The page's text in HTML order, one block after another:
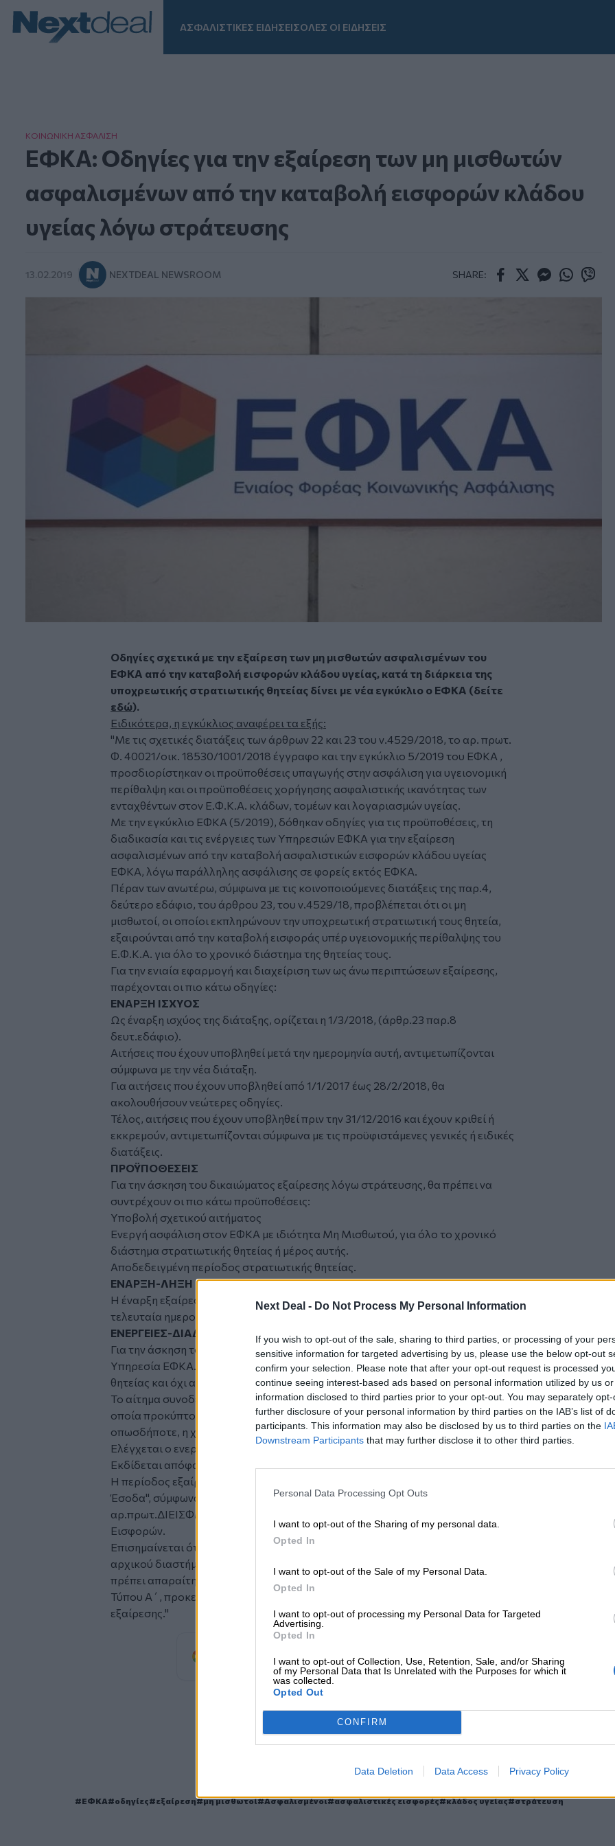
Next Deal - Do Not Process My Personal Information
If you wish to opt-out of the sale, sharing to third parties, or processing of your
sensitive information for targeted advertising by us, please use the below opt-out
confirm your selection. Please note that after your opt-out request is processed
continue seeing interest-based ads based on personal information utilized by us
information disclosed to third parties prior to your opt-out. You may separately
further disclosure of your personal information by third parties on the IAB’s list of
participants. This information may also be disclosed by us to third parties on the
Downstream Participants that may further disclose it to other third parties.
Personal Data Processing Opt Outs
I want to opt-out of the Sharing of my personal data.
Opted In
I want to opt-out of the Sale of my Personal Data.
Opted In
I want to opt-out of processing my Personal Data for Targeted
Advertising.
Opted In
I want to opt-out of Collection, Use, Retention, Sale, and/or Sharing
of my Personal Data that Is Unrelated with the Purposes for which it
was collected.
Opted Out
CONFIRM
Data Deletion Data Access Privacy Policy
ΑΣΦΑΛΙΣΤΙΚΕΣ ΕΙΔΗΣΕΙΣΟΛΕΣ ΟΙ ΕΙΔΗΣΕΙΣ
ΚΟΙΝΩΝΙΚΗ ΑΣΦAΛΙΣΗ
ΕΦΚΑ: Οδηγίες για την εξαίρεση των μη μισθωτών
ασφαλισμένων από την καταβολή εισφορών κλάδου
υγείας λόγω στράτευσης
13.02.2019 NEXTDEAL NEWSROOM SHARE:
Οδηγίες σχετικά με την εξαίρεση των μη μισθωτών ασφαλισμένων του
ΕΦΚΑ από την καταβολή εισφορών κλάδου υγείας, κατά τη διάρκεια της
υποχρεωτικής στρατιωτικής θητείας δίνει με νέα εγκύκλιο ο ΕΦΚΑ (δείτε
εδώ).
Ειδικότερα, η εγκύκλιος αναφέρει τα εξής:
"Με τις σχετικές διατάξεις των άρθρων 22 και 23 του ν.4529/2018, το αρ. πρωτ.
Φ. 40021/οικ. 18530/1001/2018 έγγραφο και την εγκύκλιο 5/2019 του ΕΦΚΑ ,
προσδιορίστηκαν οι προϋποθέσεις υπαγωγής στην ασφάλιση για υγειονομική
περίθαλψη και οι προϋποθέσεις χορήγησης ασφαλιστικής ικανότητας των
ενταχθέντων στον Ε.Φ.Κ.Α. κλάδων, τομέων και λογαριασμών υγείας.
Με την εγκύκλιο ΕΦΚΑ (5/2019), δόθηκαν οδηγίες για τις προϋποθέσεις, τη
διαδικασία και τις ενέργειες των Υπηρεσιών ΕΦΚΑ για την εξαίρεση
ασφαλισμένων από την καταβολή ασφαλιστικών εισφορών κλάδου υγείας
ΕΦΚΑ, λόγω παράλληλης ασφάλισης σε φορείς εκτός ΕΦΚΑ.
Πέραν των ανωτέρω, σύμφωνα με τις κοινοποιούμενες διατάξεις της παρ.4,
δεύτερο εδάφιο, του άρθρου 23, του ν.4529/18, προβλέπεται ότι οι μη
μισθωτοί, οι οποίοι εκπληρώνουν την υποχρεωτική στρατιωτική τους θητεία,
εξαιρούνται από την καταβολή εισφοράς υπέρ υγειονομικής περίθαλψης του
Ε.Φ.Κ.Α. για όλο το χρονικό διάστημα της θητείας τους.
Για την ενιαία εφαρμογή και διαχείριση των ως άνω περιπτώσεων εξαίρεσης,
παρέχονται οι πιο κάτω οδηγίες:
ΕΝΑΡΞΗ ΙΣΧΥΟΣ
Ως έναρξη ισχύος της διάταξης, ορίζεται η 1/3/2018, (άρθρ.23 παρ.8
δευτ.εδάφιο).
Αιτήσεις που έχουν υποβληθεί μετά την ημερομηνία αυτή, αντιμετωπίζονται
σύμφωνα με την νέα διάταξη.
Για αιτήσεις που έχουν υποβληθεί από 1/1/2017 έως 28/2/2018, θα
ακολουθήσουν νεώτερες οδηγίες.
Τέλος, αιτήσεις που έχουν υποβληθεί πριν την 31/12/2016 και έχουν κριθεί ή
εκκρεμούν, αντιμετωπίζονται σύμφωνα με τις προϋφιστάμενες γενικές ή ειδικές
διατάξεις.
ΠΡΟΫΠΟΘΕΣΕΙΣ
Για την άσκηση του δικαιώματος εξαίρεσης λόγω στράτευσης, θα πρέπει να
συντρέχουν οι πιο κάτω προϋποθέσεις:
Υποβολή σχετικού αιτήματος
Ενεργή ασφάλιση στον ΕΦΚΑ με ιδιότητα Μη Μισθωτού, για όλο το χρονικό
διάστημα στρατιωτικής θητείας ή μέρος αυτής.
Αποδεδειγμένη περίοδος στρατιωτικής θητείας.
ΕΝΑΡΞΗ-ΛΗΞΗ ΕΞΑΙΡΕΣΗΣ
Η έναρξη εξαίρεσης ανατρέχει την 1η του μήνα της στράτευσης ενώ η λήξη, την
τελευταία ημερολογιακή ημέρα του μήνα λήξης της θητείας.
ΕΝΕΡΓΕΙΕΣ-ΔΙΑΔΙΚΑΣΙΑ
Για την άσκηση του δικαιώματος υποβάλλεται σχετικό αίτημα στην αρμόδια
Υπηρεσία ΕΦΚΑ. Το αίτημα υποβάλλεται κατά την έναρξη της στρατιωτικής
θητείας και όχι αργότερα από την ημερομηνία λήξης της.
Το αίτημα συνοδεύεται από βεβαίωση της Στρατολογικής Υπηρεσίας, από την
οποία προκύπτουν γενικά στοιχεία στράτευσης του ασφαλισμένου και,
οπωσδήποτε, η χρονική διάρκεια της θητείας.
Ελέγχεται ο ενεργός ασφαλιστικός δεσμός με ιδιότητα Μη Μισθωτού.
Εκδίδεται απόφαση εξαίρεσης κλάδου υγείας
Η περίοδος εξαίρεσης απεικονίζεται στο Μηχανογραφικό Σύστημα "Ασφάλιση-
Έσοδα", σύμφωνα με τις οδηγίες που έχουν δοθεί με το
αρ.πρωτ.ΔΙΕΙΣΦΜΜ/91/156557/6-2-2019 έγγραφο της Γενικής Διεύθυνσης
Εισφορών.
Επισημαίνεται ότι, σε περίπτωση αναστολής της θητείας, ή τροποποίησης του
αρχικού διαστήματος διάρκειας στρατιωτικής θητείας οι ασφαλισμένοι θα
πρέπει απαραίτητα να προσκομίζουν σχετική βεβαίωση, ή Πιστοποιητικό
Τύπου Α΄, προκειμένου να οριστικοποιηθεί ορθά το χρονικό διαστήματος της
εξαίρεσης."
προτιμώμενη πηγή ενημέρωσης στο Google
ΕΦΚΑ
οδηγίες εξαίρεση μη μισθωτοί Ασφαλισμένοι ασφαλιστικές εισφορές κλάδος υγείας στράτευση